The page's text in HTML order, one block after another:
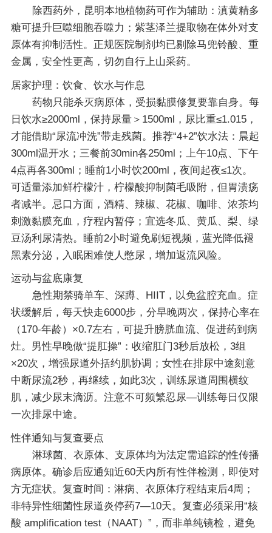
除西药外，昆明本地植物药可作为辅助：滇黄精多
糖可提升巨噬细胞吞噬力；紫茎泽兰提取物在体外对支
原体有抑制活性。正规医院制剂均已剔除马兜铃酸、重
金属，安全性更高，切勿自行上山采药。
居家护理：饮食、饮水与作息
药物只能杀灭病原体，受损黏膜修复要靠自身。每
日饮水≥2000ml，保持尿量＞1500ml，尿比重≤1.015，
才能借助“尿流冲洗”带走残菌。推荐“4+2”饮水法：晨起
300ml温开水；三餐前30min各250ml；上午10点、下午
4点再各300ml；睡前1小时饮200ml，夜间起夜≤1次。
可适量添加鲜柠檬汁，柠檬酸抑制菌毛吸附，但胃溃疡
者减半。忌口方面，酒精、辣椒、花椒、咖啡、浓茶均
刺激黏膜充血，疗程内暂停；宜选冬瓜、黄瓜、梨、绿
豆汤利尿清热。睡前2小时避免刷短视频，蓝光降低褪
黑素分泌，入眠困难使人憋尿，增加返流风险。
运动与盆底康复
急性期禁骑单车、深蹲、HIIT，以免盆腔充血。症
状缓解后，每天快走6000步，分早晚两次，保持心率在
（170-年龄）×0.7左右，可提升膀胱血流、促进药到病
灶。男性早晚做“提肛操”：收缩肛门3秒后放松，3组
×20次，增强尿道外括约肌协调；女性在排尿中途刻意
中断尿流2秒，再继续，如此3次，训练尿道周围横纹
肌，减少尿末滴沥。注意不可频繁忍尿—训练每日仅限
一次排尿中途。
性伴通知与复查要点
淋球菌、衣原体、支原体均为法定需追踪的性传播
病原体。确诊后应通知近60天内所有性伴检测，即使对
方无症状。复查时间：淋病、衣原体疗程结束后4周；
非特异性细菌性尿道炎停药7—10天。复查必须采用“核
酸 amplification test（NAAT）”，而非单纯镜检，避免